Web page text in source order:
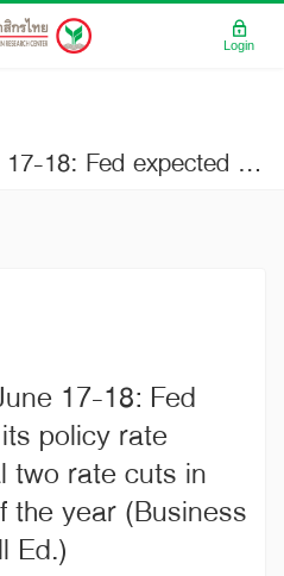
FOMC meeting, June 17-18: Fed expected to hold its policy rate steady and signal two rate cuts in the second half of the year (Business Brief No.4161 Full Ed.)
17-18: Fed
policy rate
two rate cuts in
the year (Business
Ed.)
Login